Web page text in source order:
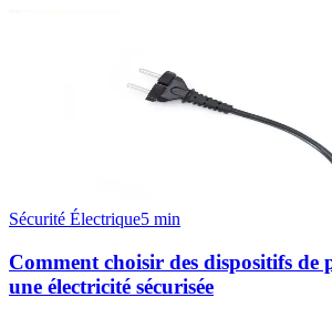
Sécurité Électrique5 min
Comment choisir des dispositifs de
une électricité sécurisée